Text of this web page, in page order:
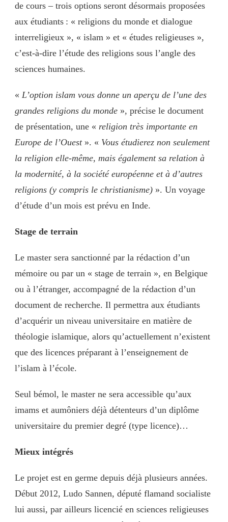
de cours – trois options seront désormais proposées
aux étudiants : « religions du monde et dialogue
interreligieux », « islam » et « études religieuses »,
c’est-à-dire l’étude des religions sous l’angle des
sciences humaines.
« L’option islam vous donne un aperçu de l’une des
grandes religions du monde », précise le document
de présentation, une « religion très importante en
Europe de l’Ouest». « Vous étudierez non seulement
la religion elle-même, mais également sa relation à
la modernité, à la société européenne et à d’autres
religions (y compris le christianisme) ». Un voyage
d’étude d’un mois est prévu en Inde.
Stage de terrain
Le master sera sanctionné par la rédaction d’un
mémoire ou par un « stage de terrain », en Belgique
ou à l’étranger, accompagné de la rédaction d’un
document de recherche. Il permettra aux étudiants
d’acquérir un niveau universitaire en matière de
théologie islamique, alors qu’actuellement n’existent
que des licences préparant à l’enseignement de
l’islam à l’école.
Seul bémol, le master ne sera accessible qu’aux
imams et aumôniers déjà détenteurs d’un diplôme
universitaire du premier degré (type licence)…
Mieux intégrés
Le projet est en germe depuis déjà plusieurs années.
Début 2012, Ludo Sannen, député flamand socialiste
lui aussi, par ailleurs licencié en sciences religieuses